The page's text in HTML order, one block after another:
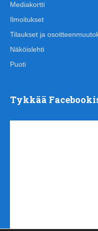
Mediakortti
Ilmoitukset
Tilaukset ja
Näköislehti
Puoti
Tykkää